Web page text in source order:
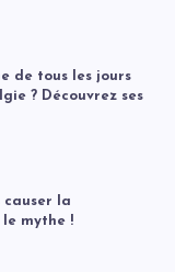
de tous les jours
? Découvrez ses
causer la
mythe !